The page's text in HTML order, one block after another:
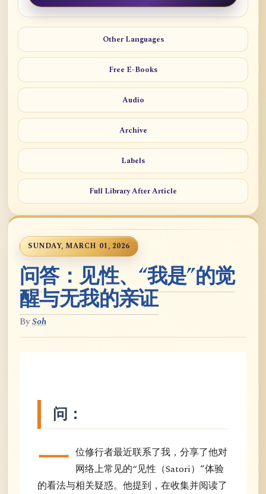
Other Languages
Free E-Books
Audio
Archive
Labels
Full Library After Article
SUNDAY, MARCH 01, 2026
问答：见性、“我是”的觉
醒与无我的亲证
BySoh
问：
一 位修行者最近联系了我，分享了他对
网络上常见的“见性（Satori）”体验
的看法与相关疑惑。他提到，在收集并阅读了